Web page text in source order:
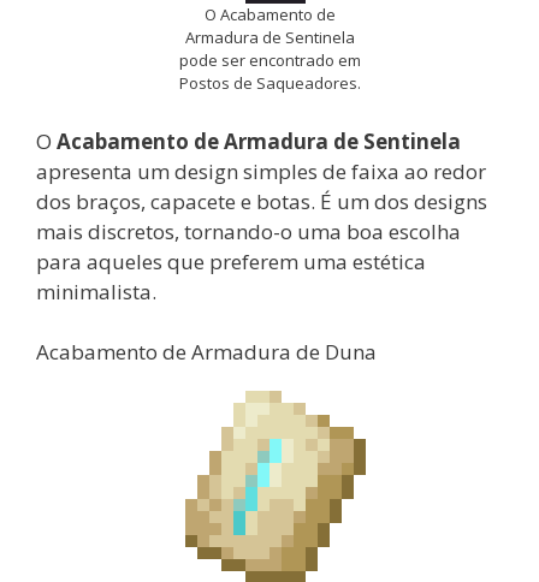
O Acabamento de
Armadura de Sentinela
pode ser encontrado em
Postos de Saqueadores.
O Acabamento de Armadura de Sentinela
apresenta um design simples de faixa ao redor
dos braços, capacete e botas. É um dos designs
mais discretos, tornando-o uma boa escolha
para aqueles que preferem uma estética
minimalista.
Acabamento de Armadura de Duna